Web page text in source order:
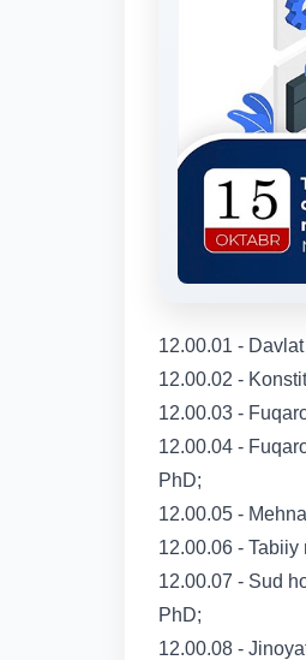
12.00.01 -
12.00.02 -
12.00.03 -
12.00.04 -
PhD;
12.00.05 -
12.00.06 -
12.00.07 - Sud
PhD;
12.00.08 -